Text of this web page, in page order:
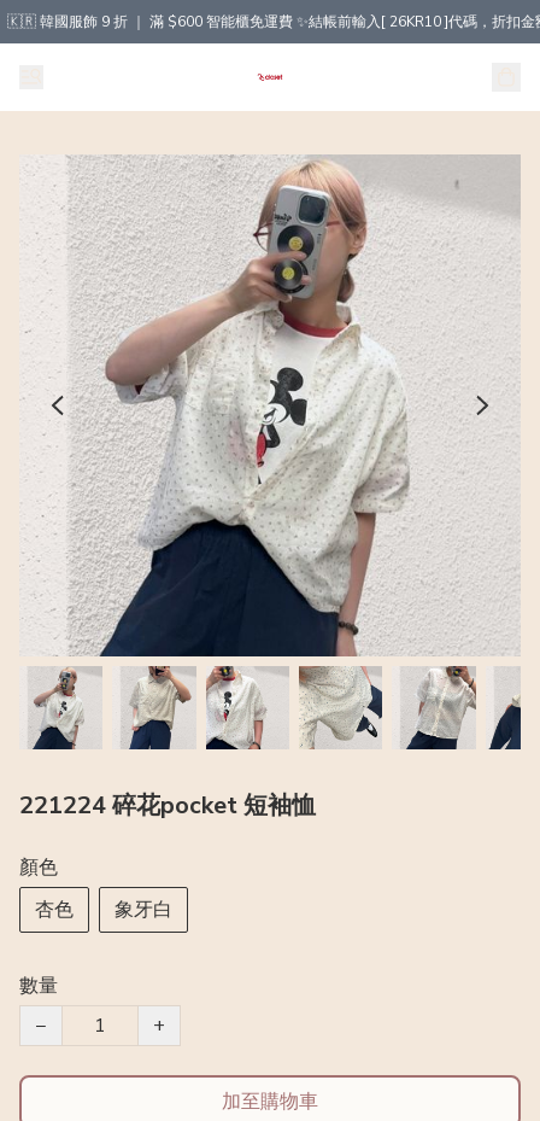
🇰🇷 韓國服飾 9 折 ｜ 滿 $600 智能櫃免運費 ✨結帳前輸入[ 26KR10 ]代碼，折扣金
221224 碎花pocket 短袖恤
顏色
杏色
象牙白
數量
−
+
加至購物車